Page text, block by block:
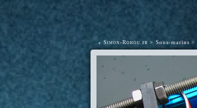
• Simon-Rohou.fr Sous-marins